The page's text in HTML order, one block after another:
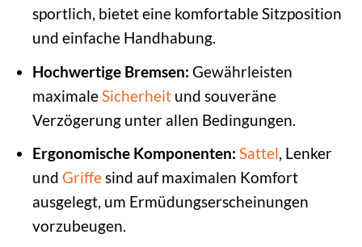
sportlich, bietet eine komfortable Sitzposition
und einfache Handhabung.
Hochwertige Bremsen: Gewährleisten
maximale Sicherheitund souveräne
Verzögerung unter allen Bedingungen.
Ergonomische Komponenten: Sattel, Lenker
und Griffesind auf maximalen Komfort
ausgelegt, um Ermüdungserscheinungen
vorzubeugen.